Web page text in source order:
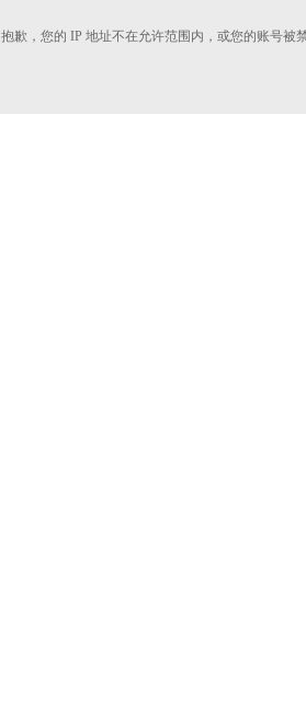
抱歉，您的 IP 地址不在允许范围内，或您的账号被